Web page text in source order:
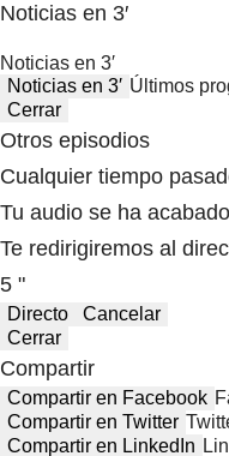
Noticias en 3′
Noticias en 3′
Noticias en 3′ Últimos
Cerrar
Otros episodios
Cualquier tiempo
Tu audio se ha
Te redirigiremos al
5 "
Directo
Cancelar
Cerrar
Compartir
Compartir en Facebook
Compartir en Twitter
Compartir en LinkedIn